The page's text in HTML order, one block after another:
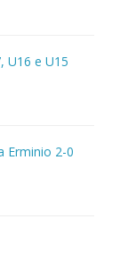
U16 e U15
Erminio 2-0